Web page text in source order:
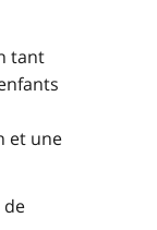
tant
et une
de